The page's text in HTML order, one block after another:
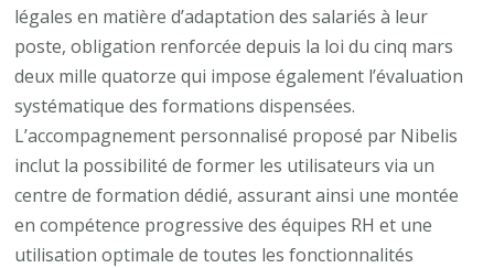
légales en matière d’adaptation des salariés à leur
poste, obligation renforcée depuis la loi du cinq mars
deux mille quatorze qui impose également l’évaluation
systématique des formations dispensées.
L’accompagnement personnalisé proposé par Nibelis
inclut la possibilité de former les utilisateurs via un
centre de formation dédié, assurant ainsi une montée
en compétence progressive des équipes RH et une
utilisation optimale de toutes les fonctionnalités